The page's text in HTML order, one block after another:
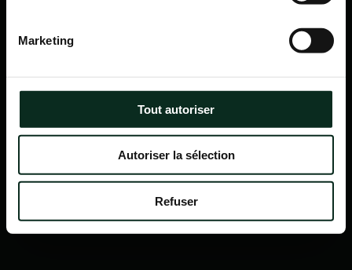
Marketing
Tout autoriser
Autoriser la sélection
Refuser
Itinéraire
Navigation
Qui sommes-nous ?
Notre catalogue
Nos métiers